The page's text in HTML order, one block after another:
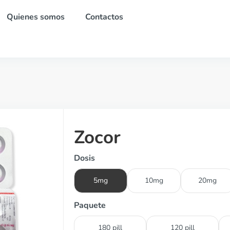
Quienes somos Contactos
Zocor
Dosis
5mg 10mg 20mg
Paquete
180 pill 120 pill